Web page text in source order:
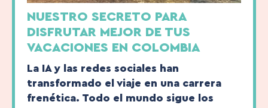
NUESTRO SECRETO PARA
DISFRUTAR MEJOR DE TUS
VACACIONES EN COLOMBIA
La IA y las redes sociales han
transformado el viaje en una carrera
frenética. Todo el mundo sigue los